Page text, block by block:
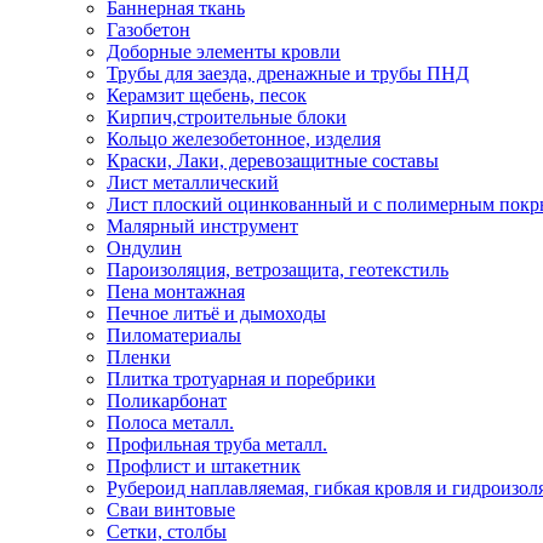
Баннерная ткань
Газобетон
Доборные элементы кровли
Трубы для заезда, дренажные и трубы ПНД
Керамзит щебень, песок
Кирпич,строительные блоки
Кольцо железобетонное, изделия
Краски, Лаки, деревозащитные составы
Лист металлический
Лист плоский оцинкованный и с полимерным
Малярный инструмент
Ондулин
Пароизоляция, ветрозащита, геотекстиль
Пена монтажная
Печное литьё и дымоходы
Пиломатериалы
Пленки
Плитка тротуарная и поребрики
Поликарбонат
Полоса металл.
Профильная труба металл.
Профлист и штакетник
Рубероид наплавляемая, гибкая кровля и
Сваи винтовые
Сетки, столбы